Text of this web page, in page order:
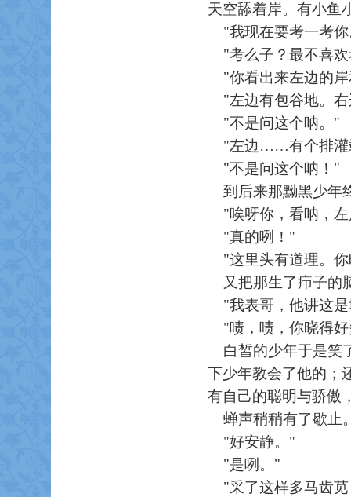
天空舔着岸。有小鱼
"我现在要考一考你
"考么子？最不喜欢
"你看出来左边的岸
"左边有包谷地。右
"不是问这个呐。"
"左边……有个排灌
"不是问这个呐！"
到后来那黝黑少年
"唉呀你，看呐，左
"真的咧！"
"这里头有道理。你
又把那生了疖子的
"我表哥，他讲这是
"啧，啧，你晓得好
白皙的少年于是笑
下少年教会了他的
有自己的聪明与骄傲
蝉声稍稍有了歇止
"好安静。"
"是咧。"
"采了这样多马齿苋